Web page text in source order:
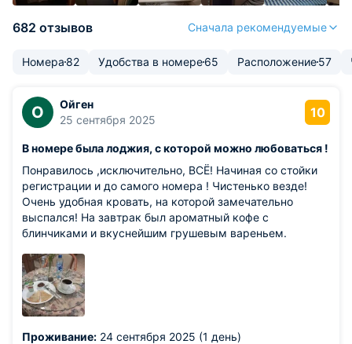
682 отзывов Сначала рекомендуемые
Номера 82 Удобства в номере65 Расположение57
О
Ойген
25 сентября 2025
10
В номере была лоджия, с которой можно любоваться !
Понравилось ,исключительно, ВСЁ! Начиная со стойки
регистрации и до самого номера ! Чистенько везде!
Очень удобная кровать, на которой замечательно
выспался! На завтрак был ароматный кофе с
блинчиками и вкуснейшим грушевым вареньем.
Проживание: 24 сентября 2025 (1 день)